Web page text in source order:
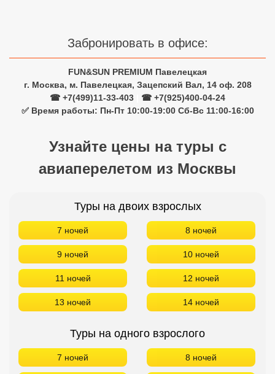
Забронировать в офисе:
FUN&SUN PREMIUM Павелецкая
г. Москва, м. Павелецкая, Зацепский Вал, 14 оф. 208
☎ +7(499)11-33-403
☎ +7(925)400-04-24
✅ Время работы: Пн-Пт 10:00-19:00 Сб-Вс 11:00-16:00
Узнайте цены на туры с
авиаперелетом из Москвы
Туры на двоих взрослых
7 ночей 8 ночей
9 ночей 10 ночей
11 ночей 12 ночей
13 ночей 14 ночей
Туры на одного взрослого
7 ночей 8 ночей
Сетевые отели Таиланда
Сетевые отели Шри Ланки
Сетевые отели Мальдив
Сетевые отели Маврикия